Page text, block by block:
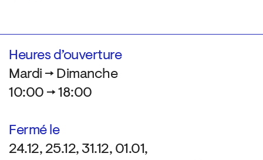
Heures d’ouverture
Mardi → Dimanche
10:00 → 18:00
Fermé le
24.12, 25.12, 31.12, 01.01,